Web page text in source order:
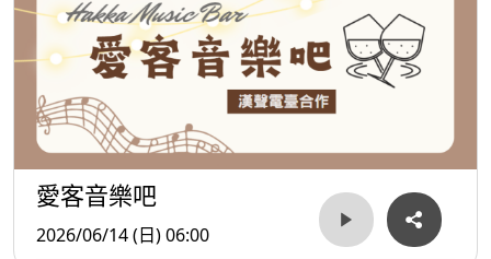
愛客音樂吧
2026/06/14 (日) 06:00